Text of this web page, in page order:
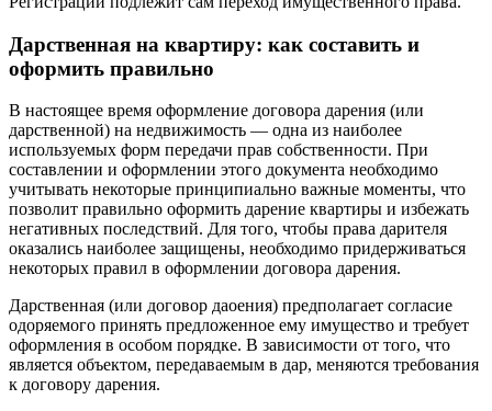
Дарственная на квартиру: как составить и
оформить правильно
В настоящее время оформление договора дарения (или
дарственной) на недвижимость — одна из наиболее
используемых форм передачи прав собственности. При
составлении и оформлении этого документа необходимо
учитывать некоторые принципиально важные моменты, что
позволит правильно оформить дарение квартиры и избежать
негативных последствий. Для того, чтобы права дарителя
оказались наиболее защищены, необходимо придерживаться
некоторых правил в оформлении договора дарения.
Дарственная (или договор даоения) предполагает согласие
одоряемого принять предложенное ему имущество и требует
оформления в особом порядке. В зависимости от того, что
является объектом, передаваемым в дар, меняются требования
к договору дарения.